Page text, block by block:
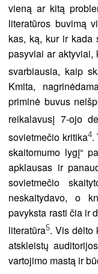
vieną ar kitą
literatūros buvimą
kas, ką, kur ir kada
pasyviai ar aktyviai,
svarbiausia, kaip
Kmita,
priminė buvus
reikalavusį 7-ojo
sovietmečio kritika4.
skaitomumo lygį“
apklausas ir
sovietmečio
neskaitydavo, o
pavyksta rasti čia ir
literatūra5. Vis dėlto
atskleistų
vartojimo mastą ir